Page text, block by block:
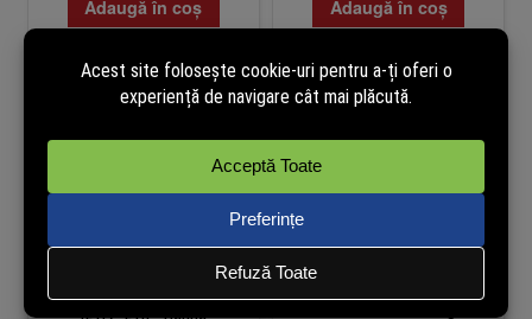
Adaugă în coș Adaugă în coș
Camera de supraveghere Bullet
Camera LPR IP 2 MP, lentila